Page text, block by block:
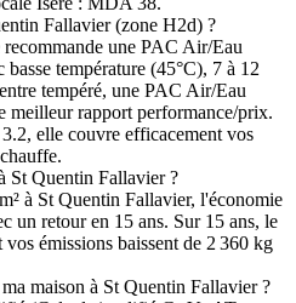
Fallavier (zone H2d) ?
une PAC Air/Eau
basse température (45°C), 7 à 12
tempéré, une PAC Air/Eau
meilleur rapport performance/prix.
elle couvre efficacement vos
St Quentin Fallavier ?
à St Quentin Fallavier, l'économie
un retour en 15 ans. Sur 15 ans, le
émissions baissent de 2 360 kg
maison à St Quentin Fallavier ?